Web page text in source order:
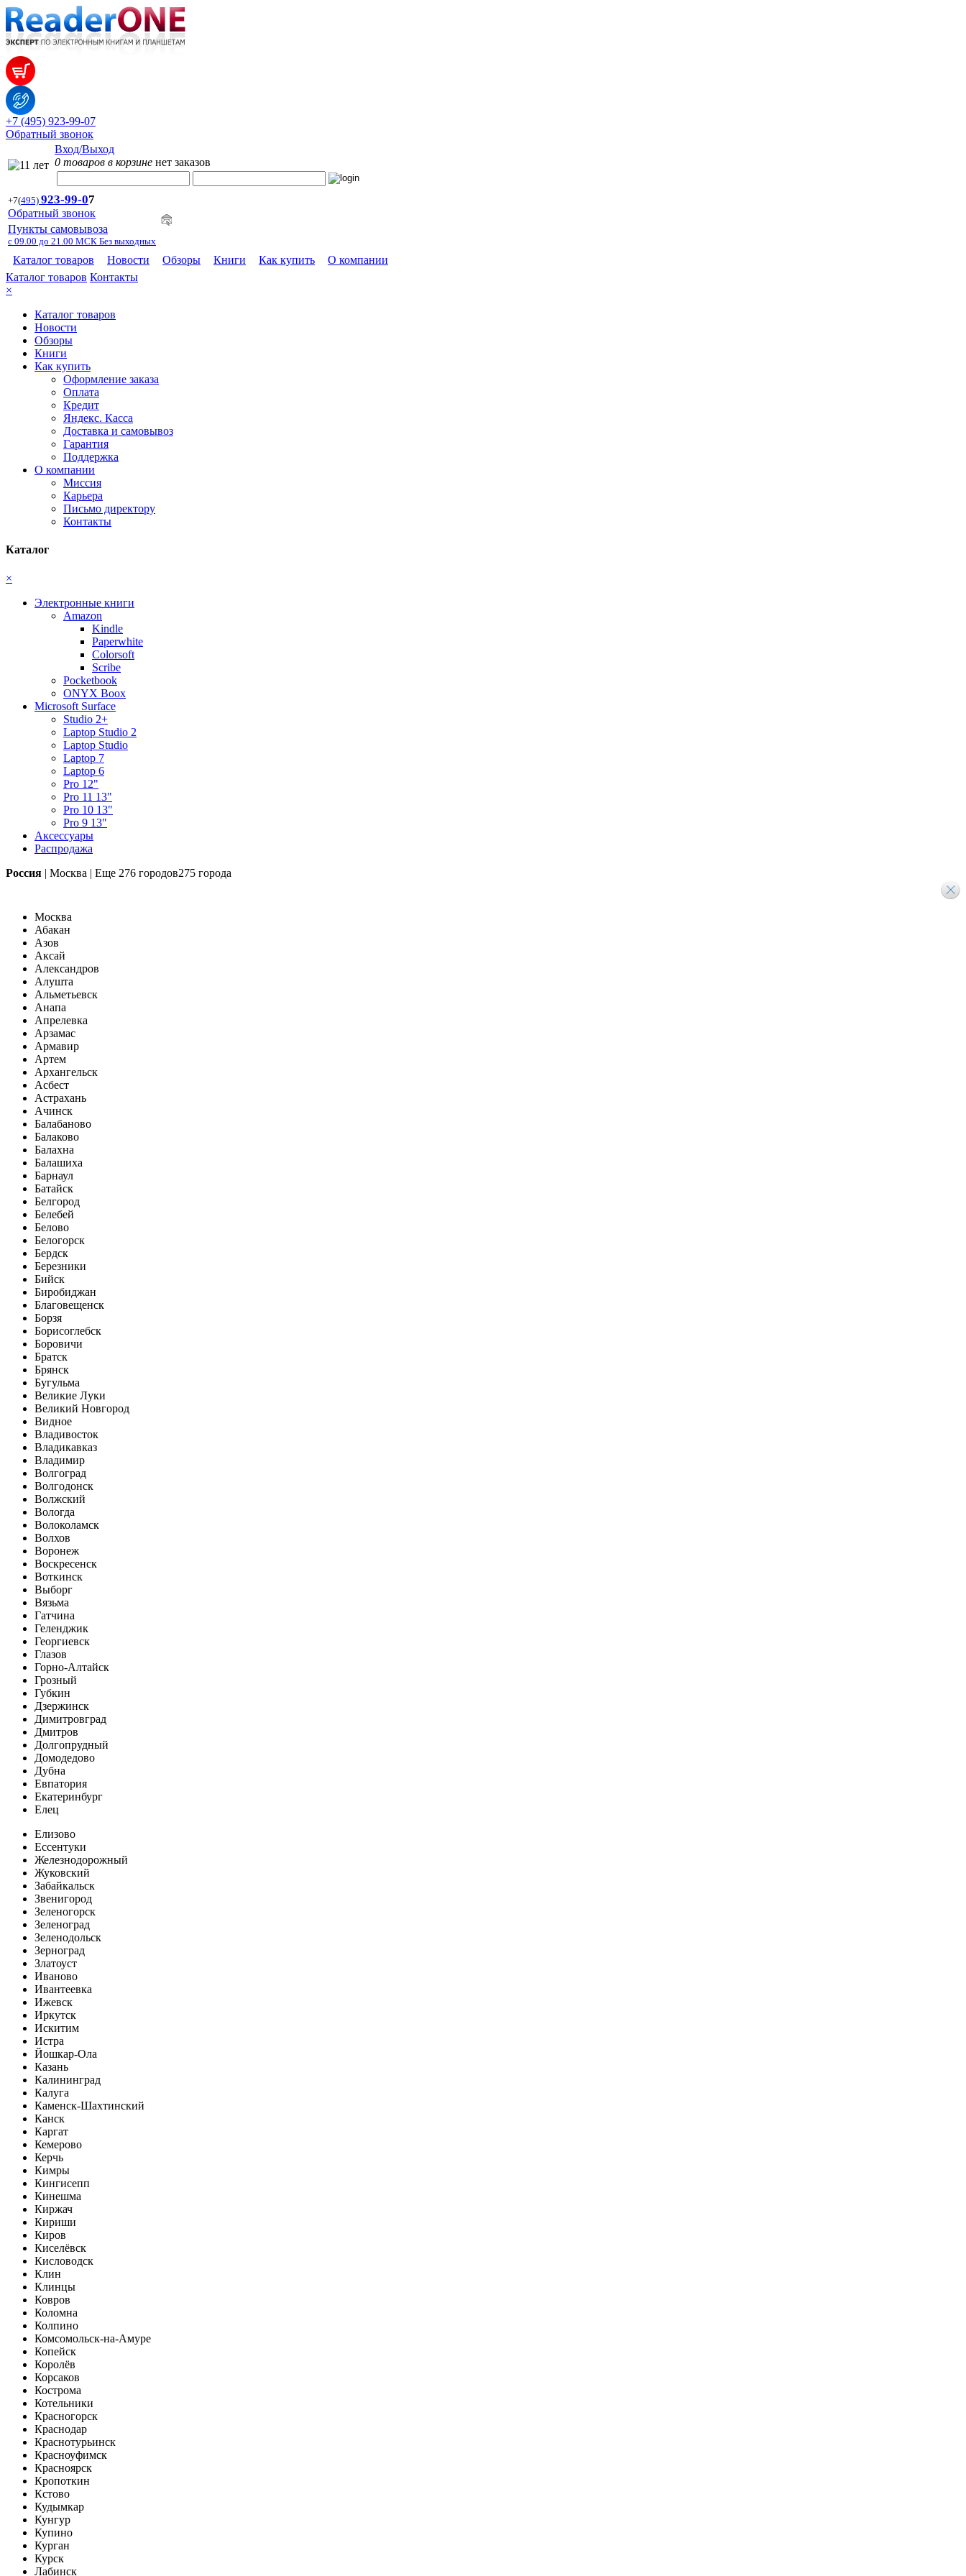
+7 (495) 923-99-07
Обратный звонок
Вход/Выход
0 товаров в корзине нет заказов
+7(495) 923-99-07
Обратный звонок
Пункты самовывоза
с 09.00 до 21.00 МСК Без выходных
Каталог товаров Новости Обзоры Книги Как купить
О компании
Каталог товаров Контакты
×
Каталог товаров
Новости
Обзоры
Книги
Как купить
Оформление заказа
Оплата
Кредит
Яндекс. Касса
Доставка и самовывоз
Гарантия
Поддержка
О компании
Миссия
Карьера
Письмо директору
Контакты
Каталог
×
Электронные книги
Amazon
Kindle
Paperwhite
Colorsoft
Scribe
Pocketbook
ONYX Boox
Microsoft Surface
Studio 2+
Laptop Studio 2
Laptop Studio
Laptop 7
Laptop 6
Pro 12"
Pro 11 13"
Pro 10 13"
Pro 9 13"
Аксессуары
Распродажа
Россия | Москва | Еще 276 городов275 города
Москва
Абакан
Азов
Аксай
Александров
Алушта
Альметьевск
Анапа
Апрелевка
Арзамас
Армавир
Артем
Архангельск
Асбест
Астрахань
Ачинск
Балабаново
Балаково
Балахна
Балашиха
Барнаул
Батайск
Белгород
Белебей
Белово
Белогорск
Бердск
Березники
Бийск
Биробиджан
Благовещенск
Борзя
Борисоглебск
Боровичи
Братск
Брянск
Бугульма
Великие Луки
Великий Новгород
Видное
Владивосток
Владикавказ
Владимир
Волгоград
Волгодонск
Волжский
Вологда
Волоколамск
Волхов
Воронеж
Воскресенск
Воткинск
Выборг
Вязьма
Гатчина
Геленджик
Георгиевск
Глазов
Горно-Алтайск
Грозный
Губкин
Дзержинск
Димитровград
Дмитров
Долгопрудный
Домодедово
Дубна
Евпатория
Екатеринбург
Елец
Елизово
Ессентуки
Железнодорожный
Жуковский
Забайкальск
Звенигород
Зеленогорск
Зеленоград
Зеленодольск
Зерноград
Златоуст
Иваново
Ивантеевка
Ижевск
Иркутск
Искитим
Истра
Йошкар-Ола
Казань
Калининград
Калуга
Каменск-Шахтинский
Канск
Каргат
Кемерово
Керчь
Кимры
Кингисепп
Кинешма
Киржач
Кириши
Киров
Киселёвск
Кисловодск
Клин
Клинцы
Ковров
Коломна
Колпино
Комсомольск-на-Амуре
Копейск
Королёв
Корсаков
Кострома
Котельники
Красногорск
Краснодар
Краснотурьинск
Красноуфимск
Красноярск
Кропоткин
Кстово
Кудымкар
Кунгур
Купино
Курган
Курск
Лабинск